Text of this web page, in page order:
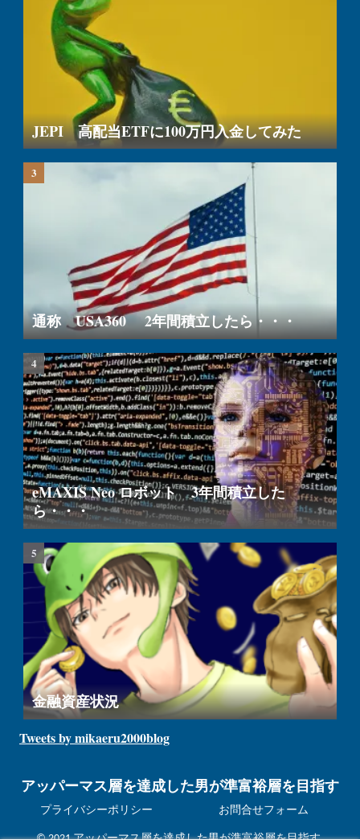
JEPI 高配当ETFに100万円入金してみた
通称 USA360 2年間積立したら・・・
eMAXIS Neo ロボット 3年間積立した
ら・・・
金融資産状況
Tweets by mikaeru2000blog
アッパーマス層を達成した男が準富裕層を目指す
プライバシーポリシー お問合せフォーム